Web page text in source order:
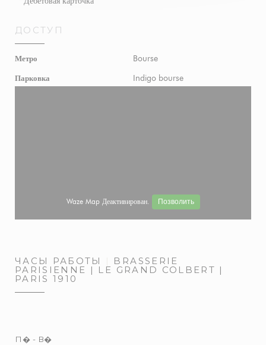
ДОСТУП
Метро Bourse
Парковка Indigo bourse
Waze Map Деактивирован. Позволить
ЧАСЫ РАБОТЫ BRASSERIE
PARISIENNE | LE GRAND COLBERT |
PARIS 1910
П� - В�